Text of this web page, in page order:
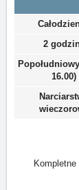
2
16.00)